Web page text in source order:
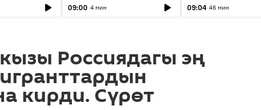
09:00 4 мин
келечеги
09:04 46 мин
Россиядагы эң
кирди. Сүрөт